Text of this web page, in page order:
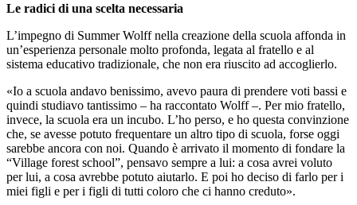
Le radici di una scelta necessaria
L’impegno di Summer Wolff nella creazione della scuola affonda in
un’esperienza personale molto profonda, legata al fratello e al
sistema educativo tradizionale, che non era riuscito ad accoglierlo.
«Io a scuola andavo benissimo, avevo paura di prendere voti bassi e
quindi studiavo tantissimo – ha raccontato Wolff –. Per mio fratello,
invece, la scuola era un incubo. L’ho perso, e ho questa convinzione
che, se avesse potuto frequentare un altro tipo di scuola, forse oggi
sarebbe ancora con noi. Quando è arrivato il momento di fondare la
“Village forest school”, pensavo sempre a lui: a cosa avrei voluto
per lui, a cosa avrebbe potuto aiutarlo. E poi ho deciso di farlo per i
miei figli e per i figli di tutti coloro che ci hanno creduto».